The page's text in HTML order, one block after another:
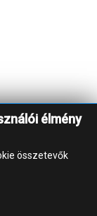
élmény
összetevők